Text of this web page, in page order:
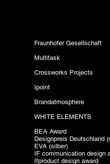
Fraunhofer Gesellschaft
Multitask
Crossworks Projects
Ipoint
Brandatmosphere
WHITE ELEMENTS
BEA Award
Designpreis Deutschland
EVA (silber)
IF communication design
Ifproduct design award